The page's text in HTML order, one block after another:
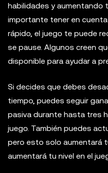
habilidades y aumentando
importante tener en
rápido, el juego te puede
se pause. Algunos creen
disponible para ayudar a
Si decides que debes
tiempo, puedes seguir
pasiva durante hasta tres
juego. También puedes
pero esto solo aumentará
aumentará tu nivel en el